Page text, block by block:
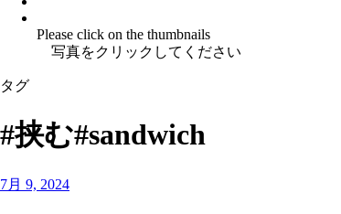
タグ
#挟む#sandwich
7月 9, 2024